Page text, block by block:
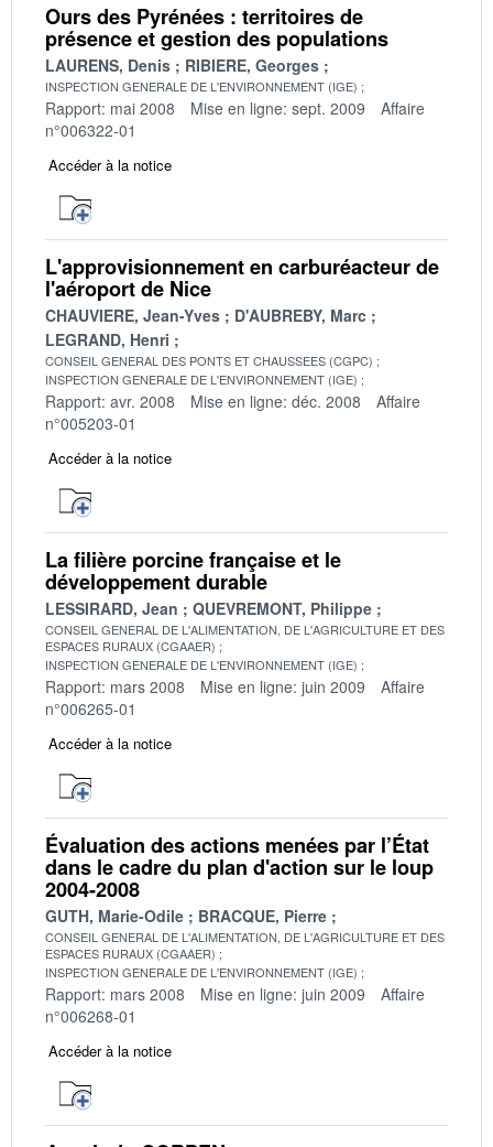
Ours des Pyrénées : territoires de
présence et gestion des populations
LAURENS, Denis RIBIERE, Georges
INSPECTION GENERALE DE L'ENVIRONNEMENT (IGE)
Rapport: mai 2008 Mise en ligne: sept. 2009
Affaire
n°006322-01
Accéder à la notice
L'approvisionnement en carburéacteur de
l'aéroport de Nice
CHAUVIERE, Jean-Yves
D'AUBREBY, Marc
LEGRAND, Henri
CONSEIL GENERAL DES PONTS ET CHAUSSEES (CGPC)
INSPECTION GENERALE DE L'ENVIRONNEMENT (IGE)
Rapport: avr. 2008 Mise en ligne: déc. 2008
Affaire
n°005203-01
Accéder à la notice
La filière porcine française et le
développement durable
LESSIRARD, Jean QUEVREMONT, Philippe
CONSEIL GENERAL DE L'ALIMENTATION, DE L'AGRICULTURE ET DES
ESPACES RURAUX (CGAAER)
INSPECTION GENERALE DE L'ENVIRONNEMENT (IGE)
Rapport: mars 2008 Mise en ligne: juin 2009
Affaire
n°006265-01
Accéder à la notice
Évaluation des actions menées par l’État
dans le cadre du plan d'action sur le loup
2004-2008
GUTH, Marie-Odile BRACQUE, Pierre
CONSEIL GENERAL DE L'ALIMENTATION, DE L'AGRICULTURE ET DES
ESPACES RURAUX (CGAAER)
INSPECTION GENERALE DE L'ENVIRONNEMENT (IGE)
Rapport: mars 2008 Mise en ligne: juin 2009
Affaire
n°006268-01
Accéder à la notice